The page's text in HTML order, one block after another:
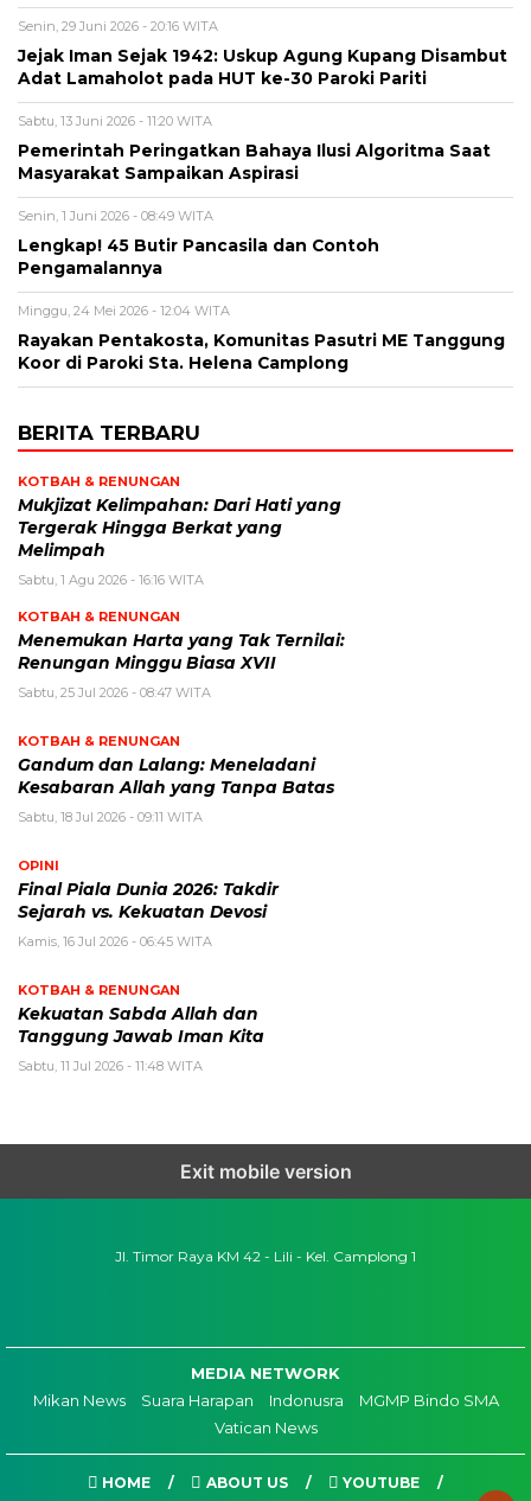
Senin, 29 Juni 2026 - 20:16 WITA
Jejak Iman Sejak 1942: Uskup Agung Kupang Disambut
Adat Lamaholot pada HUT ke-30 Paroki Pariti
Sabtu, 13 Juni 2026 - 11:20 WITA
Pemerintah Peringatkan Bahaya Ilusi Algoritma Saat
Masyarakat Sampaikan Aspirasi
Senin, 1 Juni 2026 - 08:49 WITA
Lengkap! 45 Butir Pancasila dan Contoh
Pengamalannya
Minggu, 24 Mei 2026 - 12:04 WITA
Rayakan Pentakosta, Komunitas Pasutri ME Tanggung
Koor di Paroki Sta. Helena Camplong
BERITA TERBARU
KOTBAH & RENUNGAN
Mukjizat Kelimpahan: Dari Hati yang
Tergerak Hingga Berkat yang
Melimpah
Sabtu, 1 Agu 2026 - 16:16 WITA
KOTBAH & RENUNGAN
Menemukan Harta yang Tak Ternilai:
Renungan Minggu Biasa XVII
Sabtu, 25 Jul 2026 - 08:47 WITA
KOTBAH & RENUNGAN
Gandum dan Lalang: Meneladani
Kesabaran Allah yang Tanpa Batas
Sabtu, 18 Jul 2026 - 09:11 WITA
OPINI
Final Piala Dunia 2026: Takdir
Sejarah vs. Kekuatan Devosi
Kamis, 16 Jul 2026 - 06:45 WITA
KOTBAH & RENUNGAN
Kekuatan Sabda Allah dan
Tanggung Jawab Iman Kita
Sabtu, 11 Jul 2026 - 11:48 WITA
Exit mobile version
Jl. Timor Raya KM 42 - Lili - Kel. Camplong 1
MEDIA NETWORK
Mikan News
Suara Harapan Indonusra
MGMP Bindo SMA
Vatican News
HOME ABOUT US YOUTUBE